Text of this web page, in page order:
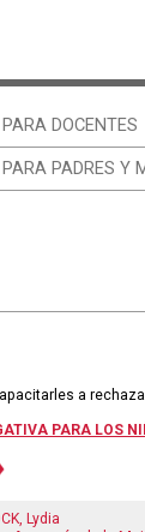
DOCENTES
PADRES Y
a
PARA LOS
Lydia